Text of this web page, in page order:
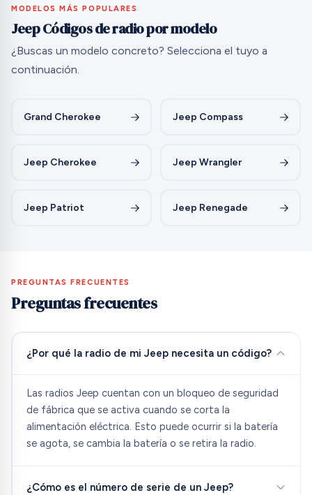
MODELOS MÁS POPULARES
Jeep Códigos de radio por modelo
¿Buscas un modelo concreto? Selecciona el tuyo a
continuación.
Grand Cherokee Jeep Compass
Jeep Cherokee Jeep Wrangler
Jeep Patriot Jeep Renegade
PREGUNTAS FRECUENTES
Preguntas frecuentes
¿Por qué la radio de mi Jeep necesita un código?
Las radios Jeep cuentan con un bloqueo de seguridad
de fábrica que se activa cuando se corta la
alimentación eléctrica. Esto puede ocurrir si la batería
se agota, se cambia la batería o se retira la radio.
¿Cómo es el número de serie de un Jeep?